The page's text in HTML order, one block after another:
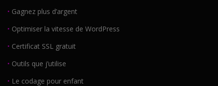
• Gagnez plus d’argent
• Optimiser la vitesse de WordPress
• Certificat SSL gratuit
• Outils que j’utilise
• Le codage pour enfant